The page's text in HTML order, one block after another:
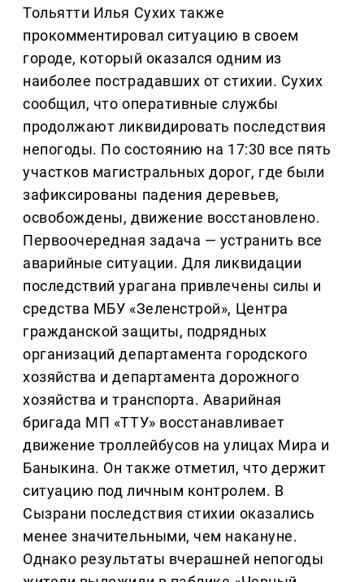
Тольятти Илья Сухих также
прокомментировал ситуацию в своем
городе, который оказался одним из
наиболее пострадавших от стихии. Сухих
сообщил, что оперативные службы
продолжают ликвидировать последствия
непогоды. По состоянию на 17:30 все пять
участков магистральных дорог, где были
зафиксированы падения деревьев,
освобождены, движение восстановлено.
Первоочередная задача — устранить все
аварийные ситуации. Для ликвидации
последствий урагана привлечены силы и
средства МБУ «Зеленстрой», Центра
гражданской защиты, подрядных
организаций департамента городского
хозяйства и департамента дорожного
хозяйства и транспорта. Аварийная
бригада МП «ТТУ» восстанавливает
движение троллейбусов на улицах Мира и
Баныкина. Он также отметил, что держит
ситуацию под личным контролем. В
Сызрани последствия стихии оказались
менее значительными, чем накануне.
Однако результаты вчерашней непогоды